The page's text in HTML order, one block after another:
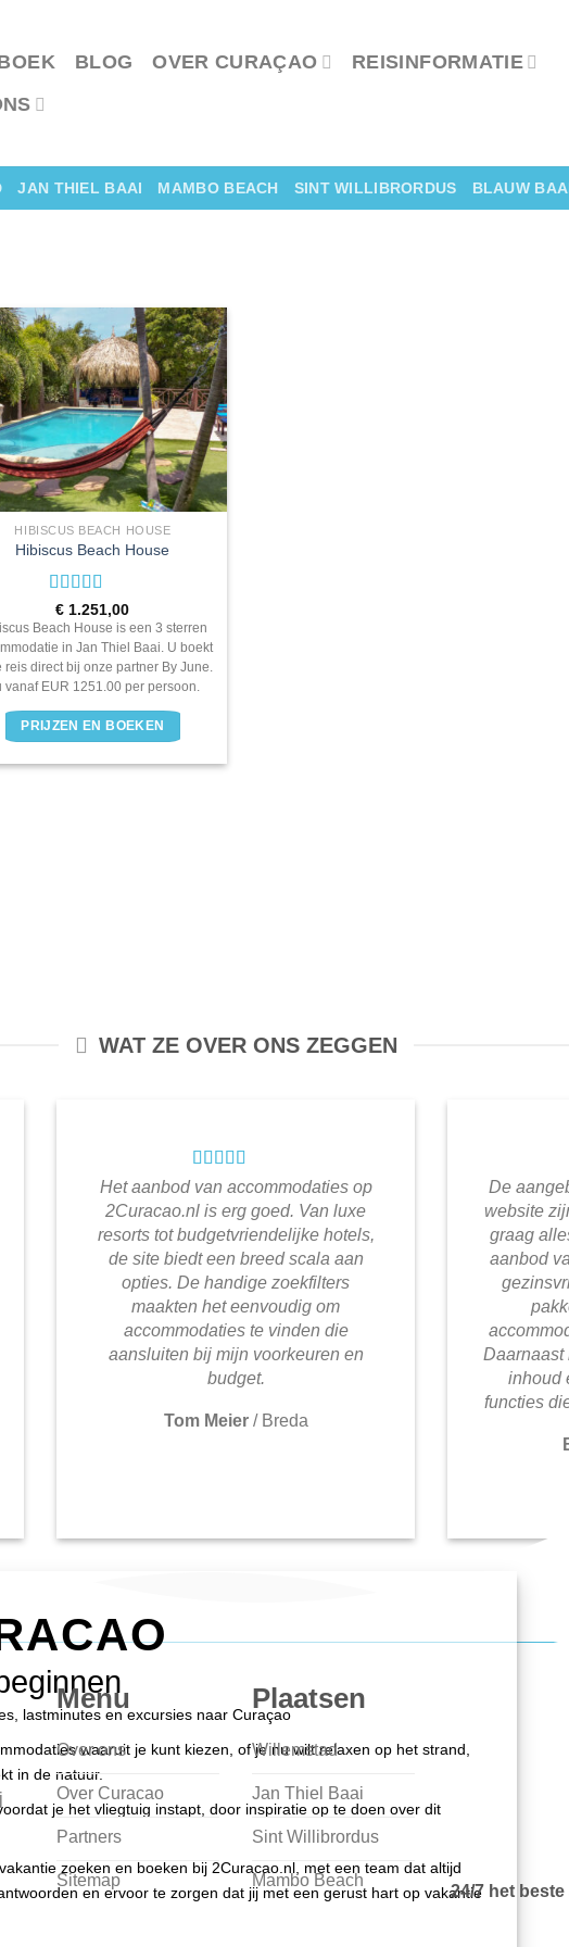
BLOG OVER CURAÇAO
REISINFORMATIE
JAN THIEL BAAI MAMBO BEACH SINT WILLIBRORDUS BLAUW
HIBISCUS BEACH HOUSE
Hibiscus Beach House
Waardering
3uit 5
€ 1.251,00
Beach House is een 3 sterren
in Jan Thiel Baai. U boekt
reis direct bij onze partner By June.
vanaf EUR 1251.00 per persoon.
PRIJZEN EN BOEKEN
WAT ZE OVER ONS ZEGGEN
Het aanbod van accommodaties op
2Curacao.nl is erg goed. Van luxe
resorts tot budgetvriendelijke hotels,
de site biedt een breed scala aan
opties. De handige zoekfilters
maakten het eenvoudig om
accommodaties te vinden die
aansluiten bij mijn voorkeuren en
budget.
Tom Meier / Breda
De
website
graag
aanbod
Daarnaast
inhoud
functies
lastminutes en excursies naar Curaçao
waaruit je kunt kiezen, of je nu wilt relaxen op het strand,
in de natuur.
je het vliegtuig instapt, door inspiratie op te doen over dit
zoeken en boeken bij 2Curacao.nl, met een team dat altijd
en ervoor te zorgen dat jij met een gerust hart op vakantie
Menu
Over ons
Over Curacao
Partners
Sitemap
Plaatsen
Willemstad
Jan Thiel Baai
Sint Willibrordus
Mambo Beach
24/7 het